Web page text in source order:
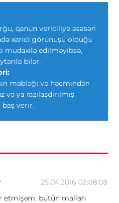
qanun vericiliyə əsasən
xarici görünüşü olduğu
müdaxilə edilməyibsə,
bilər.
məbləği və həcmindən
və ya razılaşdırılmış
baş verir.
25.04.2016 02:08:08
etmişəm, bütün malları